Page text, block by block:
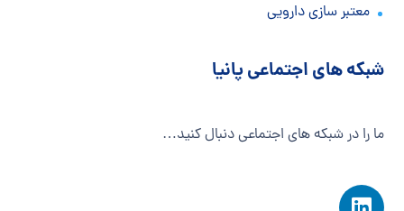
معتبر سازی دارویی
شبکه های اجتماعی پانیا
ما را در شبکه های اجتماعی دنبال کنید…